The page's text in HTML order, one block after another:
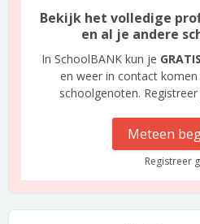
Bekijk het volledige
en al je andere
In SchoolBANK kun je GRATIS
en weer in contact
schoolgenoten.
Meteen
Registreer